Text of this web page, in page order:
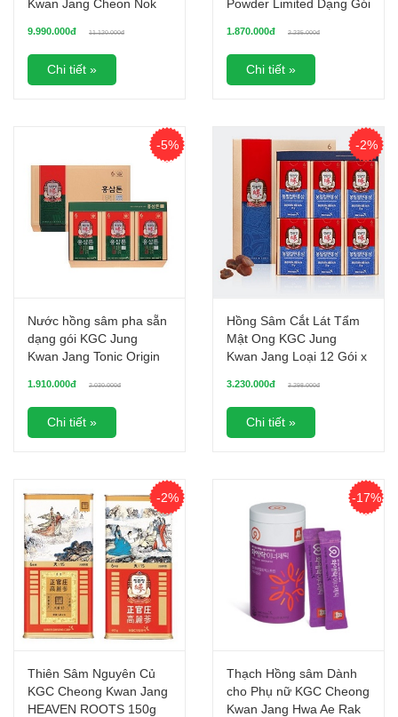
Kwan Jang Cheon Nok
9.990.000đ 11.120.000đ
Chi tiết »
Powder Limited Dạng Gói
1.870.000đ 2.235.000đ
Chi tiết »
-5%
Nước hồng sâm pha sẵn
dạng gói KGC Jung
Kwan Jang Tonic Origin
1.910.000đ 2.030.000đ
Chi tiết »
-2%
Hồng Sâm Cắt Lát Tẩm
Mật Ong KGC Jung
Kwan Jang Loại 12 Gói x
3.230.000đ 3.298.000đ
Chi tiết »
-2%
Thiên Sâm Nguyên Củ
KGC Cheong Kwan Jang
HEAVEN ROOTS 150g
-17%
Thạch Hồng sâm Dành
cho Phụ nữ KGC Cheong
Kwan Jang Hwa Ae Rak